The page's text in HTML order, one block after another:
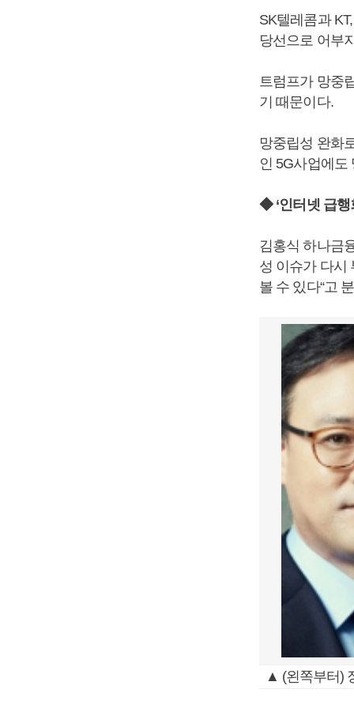
SK텔레콤과
당선으로 어부
트럼프가 망중
기 때문이다.
망중립성 완화
인 5G사업에도
◆ ‘인터넷 급행
김홍식 하나금
성 이슈가 다시
볼 수 있다“고
▲ (왼쪽부터)